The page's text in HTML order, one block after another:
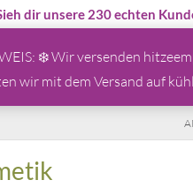
dir unsere 230 echten
❄️ Wir versenden
wir mit dem Versand auf